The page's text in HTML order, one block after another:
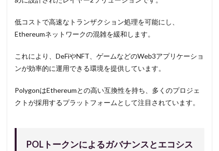
低コストで高速なトランザクション処理を可能にし、
Ethereumネットワークの混雑を緩和します。
これにより、DeFiやNFT、ゲームなどのWeb3アプリケーショ
ンが効率的に運用できる環境を提供しています。
PolygonはEthereumとの高い互換性を持ち、多くのプロジェ
クトが採用するプラットフォームとして注目されています。
POLトークンによるガバナンスとエコシス